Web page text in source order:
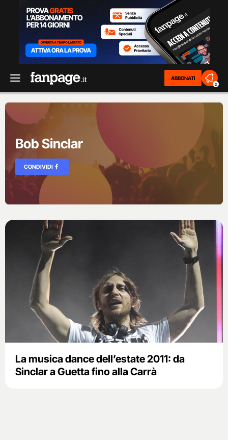
ABBONATI
2
Bob Sinclar
CONDIVIDI
La musica dance dell’estate 2011: da
Sinclar a Guetta fino alla Carrà